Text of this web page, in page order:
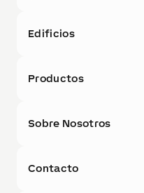
Edificios
Productos
Sobre Nosotros
Contacto